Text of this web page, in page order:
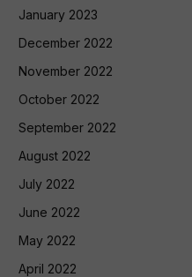
January 2023
December 2022
November 2022
October 2022
September 2022
August 2022
July 2022
June 2022
May 2022
April 2022